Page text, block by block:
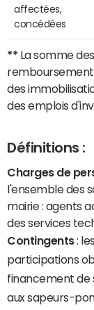
affectées,
concédées
** La somme
des
des emplois
Définitions :
Charges de
l'ensemble des
mairie : agents
des services
Contingents:
participations
financement de
aux sapeurs-